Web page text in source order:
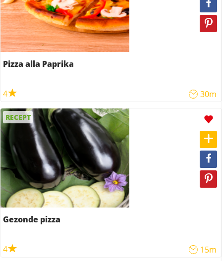
Pizza alla Paprika
4 30m
RECEPT
Gezonde pizza
4 15m